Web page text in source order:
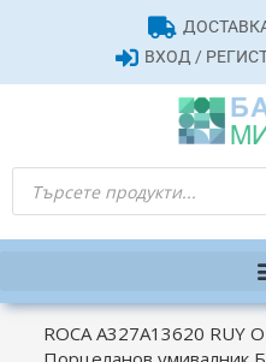
ВХОД /
ROCA A327A13620 RUY